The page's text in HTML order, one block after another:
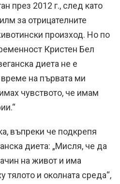
през 2012 г., след като
за отрицателните
произход. Но по
Кристен Бел
диета не е
на първата ми
чувството, че имам
въпреки че подкрепя
диета: „Мисля, че да
на живот и има
тялото и околната среда“,